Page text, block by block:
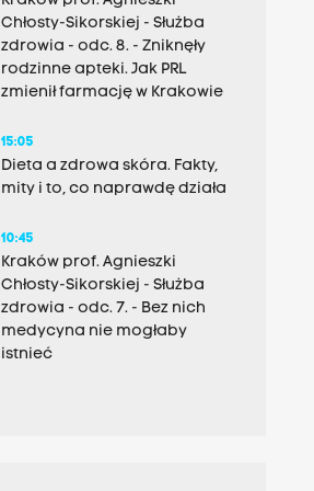
Chłosty-Sikorskiej - Służba
zdrowia - odc. 8. - Zniknęły
rodzinne apteki. Jak PRL
zmienił farmację w Krakowie
15:05
Dieta a zdrowa skóra. Fakty,
mity i to, co naprawdę działa
10:45
Kraków prof. Agnieszki
Chłosty-Sikorskiej - Służba
zdrowia - odc. 7. - Bez nich
medycyna nie mogłaby
istnieć